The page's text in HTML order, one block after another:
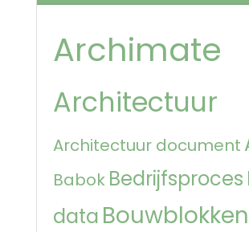
Archimate
Architectuur
Architectuur document
Babok Bedrijfsproces
data